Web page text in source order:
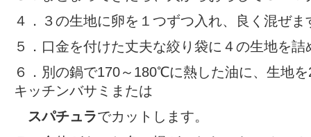
４．３の生地に卵を１つずつ入れ、良く混ぜま
５．口金を付けた丈夫な絞り袋に４の生地を詰
６．別の鍋で170～180℃に熱した油に、生地
キッチンバサミまたは
スパチュラでカットします。